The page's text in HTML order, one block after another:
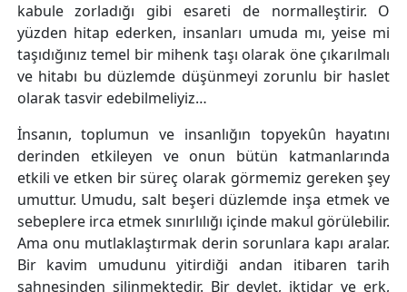
kabule zorladığı gibi esareti de normalleştirir. O
yüzden hitap ederken, insanları umuda mı, yeise mi
taşıdığınız temel bir mihenk taşı olarak öne çıkarılmalı
ve hitabı bu düzlemde düşünmeyi zorunlu bir haslet
olarak tasvir edebilmeliyiz…
İnsanın, toplumun ve insanlığın topyekûn hayatını
derinden etkileyen ve onun bütün katmanlarında
etkili ve etken bir süreç olarak görmemiz gereken şey
umuttur. Umudu, salt beşeri düzlemde inşa etmek ve
sebeplere irca etmek sınırlılığı içinde makul görülebilir.
Ama onu mutlaklaştırmak derin sorunlara kapı aralar.
Bir kavim umudunu yitirdiği andan itibaren tarih
sahnesinden silinmektedir. Bir devlet, iktidar ve erk,